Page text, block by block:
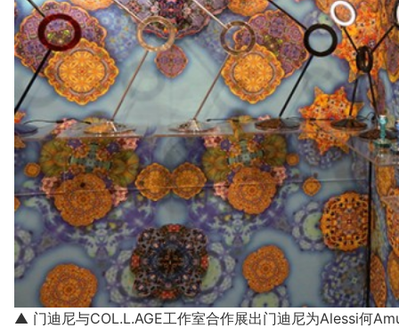
▲ 门迪尼与COL.L.AGE工作室合作展出门迪尼为Alessi何